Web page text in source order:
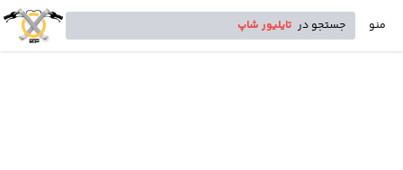
منو جستجو در تایلیور شاپ